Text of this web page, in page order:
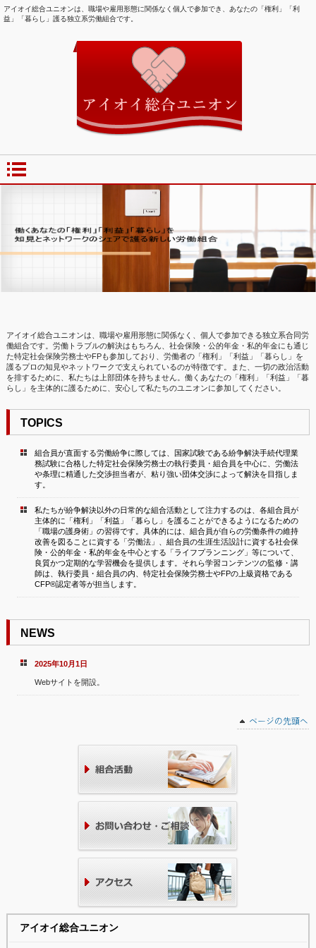
アイオイ総合ユニオンは、職場や雇用形態に関係なく個人で参加でき、あなたの「権利」「利
益」「暮らし」護る独立系労働組合です。
アイオイ総合ユニオンは、職場や雇用形態に関係なく、個人で参加できる独立系合同労
働組合です。労働トラブルの解決はもちろん、社会保険・公的年金・私的年金にも通じ
た特定社会保険労務士やFPも参加しており、労働者の「権利」「利益」「暮らし」を
護るプロの知見やネットワークで支えられているのが特徴です。また、一切の政治活動
を排するために、私たちは上部団体を持ちません。働くあなたの「権利」「利益」「暮
らし」を主体的に護るために、安心して私たちのユニオンに参加してください。
TOPICS
組合員が直面する労働紛争に際しては、国家試験である紛争解決手続代理業
務試験に合格した特定社会保険労務士の執行委員・組合員を中心に、労働法
や条理に精通した交渉担当者が、粘り強い団体交渉によって解決を目指しま
す。
私たちが紛争解決以外の日常的な組合活動として注力するのは、各組合員が
主体的に「権利」「利益」「暮らし」を護ることができるようになるための
「職場の護身術」の習得です。具体的には、組合員が自らの労働条件の維持
改善を図ることに資する「労働法」、組合員の生涯生活設計に資する社会保
険・公的年金・私的年金を中心とする「ライフプランニング」等について、
良質かつ定期的な学習機会を提供します。それら学習コンテンツの監修・講
師は、執行委員・組合員の内、特定社会保険労務士やFPの上級資格である
CFP®認定者等が担当します。
NEWS
2025年10月1日
Webサイトを開設。
アイオイ総合ユニオン